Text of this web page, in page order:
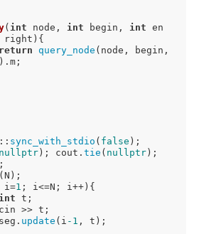
( int node, int begin, int en
right) {
return query_node (node, begin,
sync_with_stdio ( false );
nullptr ); cout. tie ( nullptr );
(N);
i=1 ; i<=N; i++){
int t;
seg.
update (i -1 , t);